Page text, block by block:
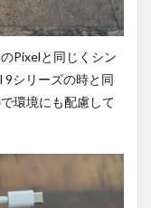
Pixelと同じくシン
9シリーズの時と同
環境にも配慮して